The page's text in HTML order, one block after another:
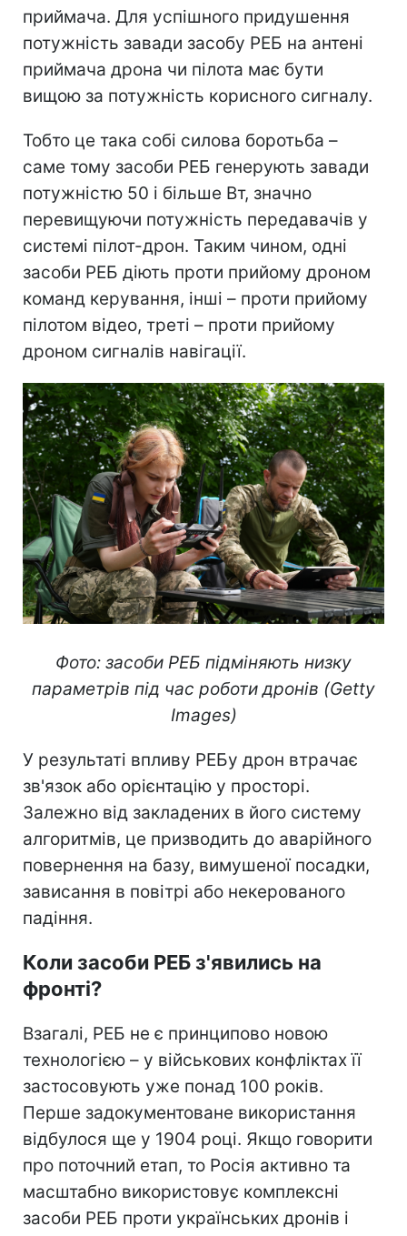
приймача. Для успішного придушення
потужність завади засобу РЕБ на антені
приймача дрона чи пілота має бути
вищою за потужність корисного сигналу.
Тобто це така собі силова боротьба –
саме тому засоби РЕБ генерують завади
потужністю 50 і більше Вт, значно
перевищуючи потужність передавачів у
системі пілот-дрон. Таким чином, одні
засоби РЕБ діють проти прийому дроном
команд керування, інші – проти прийому
пілотом відео, треті – проти прийому
дроном сигналів навігації.
Фото: засоби РЕБ підміняють низку
параметрів під час роботи дронів (Getty
Images)
У результаті впливу РЕБу дрон втрачає
зв'язок або орієнтацію у просторі.
Залежно від закладених в його систему
алгоритмів, це призводить до аварійного
повернення на базу, вимушеної посадки,
зависання в повітрі або некерованого
падіння.
Коли засоби РЕБ з'явились на
фронті?
Взагалі, РЕБ не є принципово новою
технологією – у військових конфліктах її
застосовують уже понад 100 років.
Перше задокументоване використання
відбулося ще у 1904 році. Якщо говорити
про поточний етап, то Росія активно та
масштабно використовує комплексні
засоби РЕБ проти українських дронів і